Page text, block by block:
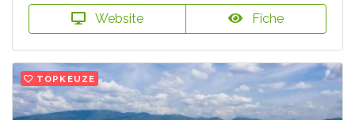
Website Fiche
TOPKEUZE